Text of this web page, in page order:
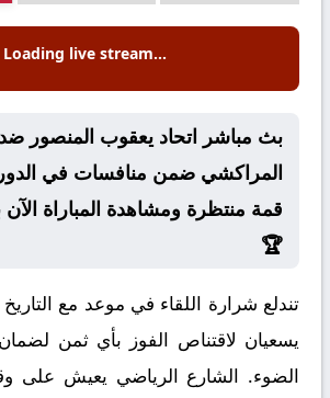
Loading live stream...
المراكشي ضمن منافسات في
قمة منتظرة ومشاهدة المباراة الآن
🏆
تندلع شرارة اللقاء في موعد مع
يسعيان لاقتناص الفوز بأي ثمن
الضوء. الشارع الرياضي يعيش على